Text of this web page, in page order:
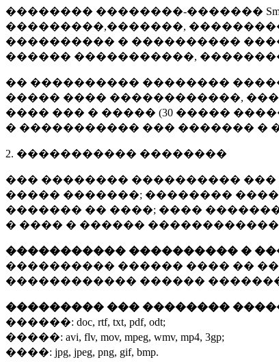
�������� ��������-�������
���������,�������,
���������� � ����������
������ �����������,
�� ���������� ��������
����� ���� ������������,
���� ��� � ����� (30 �����
� ����������� ��� ������� �
2. ����������� ��������
��� �������� ����������
����� �������; ��������
������� �� ����; ����
� ���� � ������
����������� ���������� �
���������� ������ ���� ��
������������ ������
��������� ��� ��������
������: doc, rtf, txt, pdf, odt;
�����: avi, flv, mov, mpeg, wmv, mp4, 3gp;
����: jpg, jpeg, png, gif, bmp.